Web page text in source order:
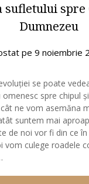
sufletului spre
Dumnezeu
pe 9 noiembrie
se poate
spre chipul
ne vom asemăna
suntem mai
de noi vor fi din ce
vom culege roadele